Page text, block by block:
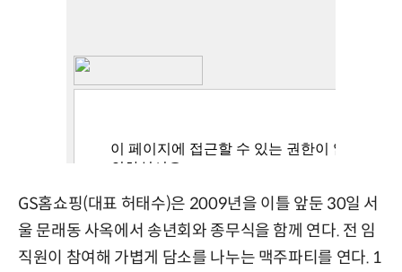
GS홈쇼핑(대표 허태수)은 2009년을 이틀 앞둔 30일 서
울 문래동 사옥에서 송년회와 종무식을 함께 연다. 전 임
직원이 참여해 가볍게 담소를 나누는 맥주파티를 연다. 1